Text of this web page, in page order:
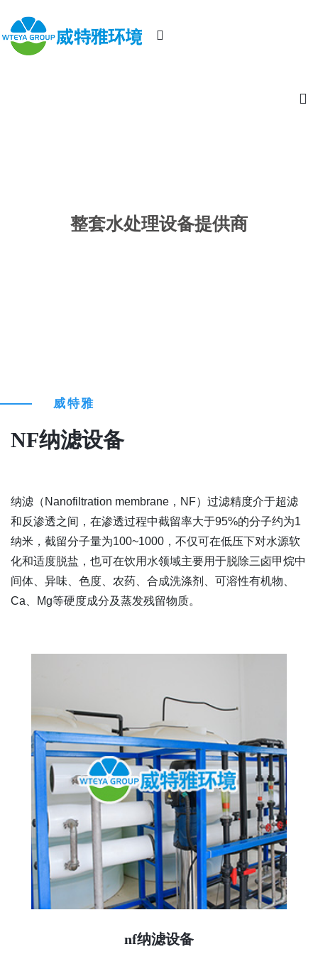
整套水处理设备提供商
威特雅
NF纳滤设备
纳滤（Nanofiltration membrane，NF）过滤精度介于超滤
和反渗透之间，在渗透过程中截留率大于95%的分子约为1
纳米，截留分子量为100~1000，不仅可在低压下对水源软
化和适度脱盐，也可在饮用水领域主要用于脱除三卤甲烷中
间体、异味、色度、农药、合成洗涤剂、可溶性有机物、
Ca、Mg等硬度成分及蒸发残留物质。
nf纳滤设备